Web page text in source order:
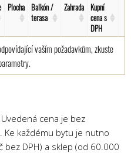
Plocha Balkón /
terasa
Zahrada Kupní
cena s
DPH
vaším požadavkům, zkuste
cena je bez
Ke každému bytu je nutno
bez DPH) a sklep (od 60.000